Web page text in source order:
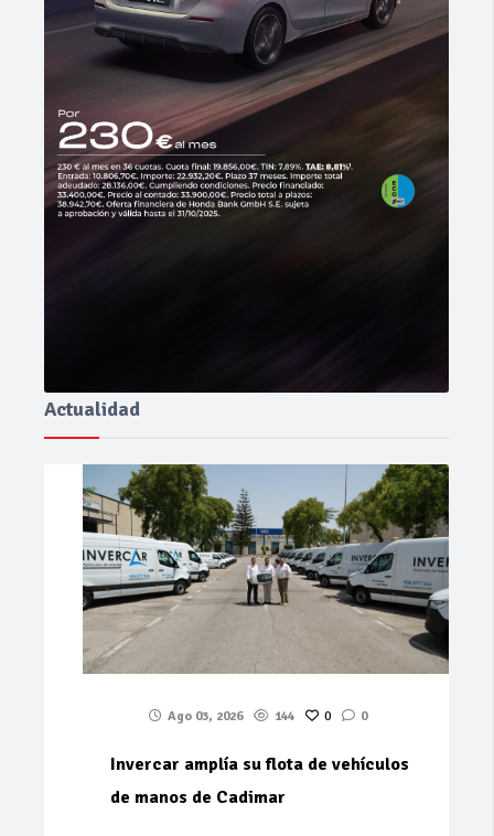
Actualidad
Ago 03, 2026 144 0 0
Invercar amplía su flota de vehículos
de manos de Cadimar